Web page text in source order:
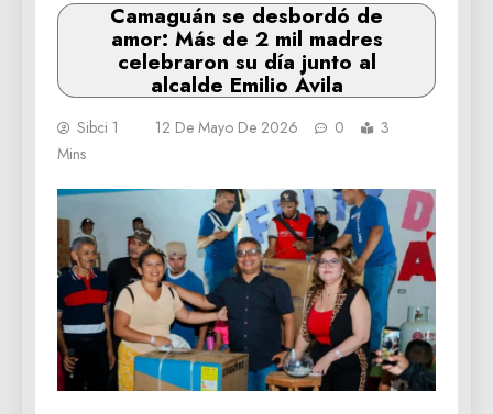
Camaguán se desbordó de
amor: Más de 2 mil madres
celebraron su día junto al
alcalde Emilio Ávila
Sibci 1 12 De Mayo De 2026 0
3
Mins